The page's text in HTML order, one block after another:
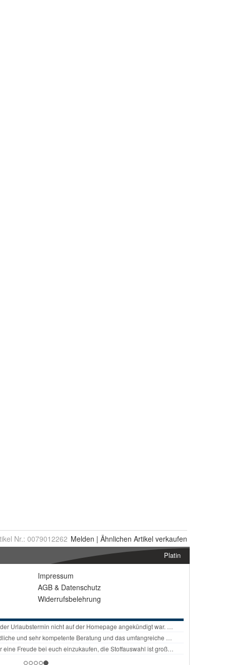
Nr.: 0079012262 Melden | Ähnlichen Artikel verkaufen
Platin
Impressum
AGB & Datenschutz
Widerrufsbelehrung